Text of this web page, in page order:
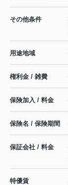
その他条件
用途地域
権利金 / 雑費
保険加入 / 料金
保険名 / 保険期間
保証会社 / 料金
特優賃